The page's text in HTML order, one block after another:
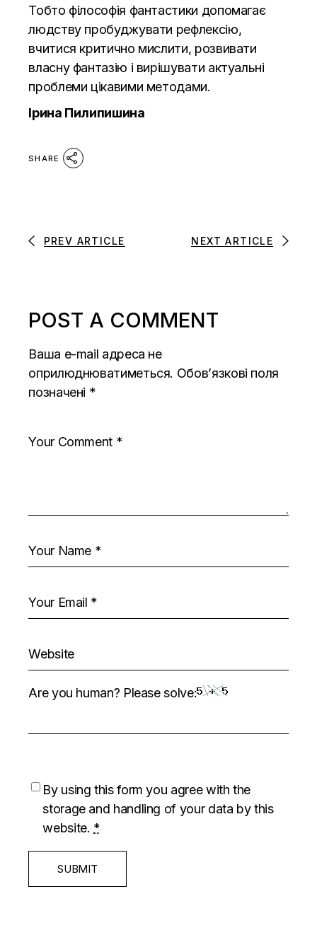
Тобто філософія фантастики допомагає
людству пробуджувати рефлексію,
вчитися критично мислити, розвивати
власну фантазію і вирішувати актуальні
проблеми цікавими методами.
Ірина Пилипишина
SHARE
PREV ARTICLE NEXT ARTICLE
POST A COMMENT
Ваша e-mail адреса не
оприлюднюватиметься. Обов’язкові поля
позначені *
Are you human? Please solve:
By using this form you agree with the
storage and handling of your data by this
website. *
SUBMIT